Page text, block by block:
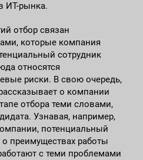
ИТ-рынка.
отбор связан
которые компания
сотрудник
относятся
риски. В свою очередь,
о компании
отбора теми словами,
Узнавая, например,
потенциальный
о преимуществах работы
с теми проблемами